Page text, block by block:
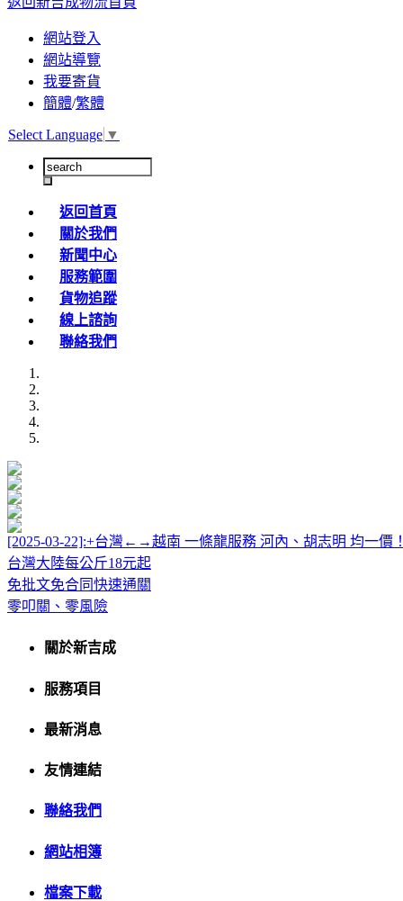
網站登入
網站導覽
我要寄貨
簡體/繁體
Select Language ▼
返回首頁
關於我們
新聞中心
服務範圍
貨物追蹤
線上諮詢
聯絡我們
[2025-03-22]:+台灣←→越南 一條龍服務 河內、胡志明 均一價
[2025-03-15]:+散貨併櫃進出口
台灣大陸每公斤18元起
免批文免合同快速通關
零叩關、零風險
關於新吉成
服務項目
最新消息
友情連結
聯絡我們
網站相簿
檔案下載